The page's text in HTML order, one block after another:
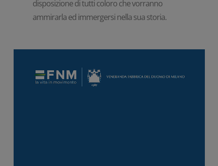
disposizione di tutti coloro che vorranno
ammirarla ed immergersi nella sua storia.